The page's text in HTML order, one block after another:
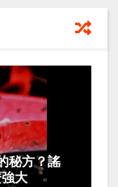
秘方？謠
大